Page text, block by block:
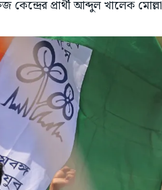
কেন্দ্রের প্রার্থী আব্দুল খালেক মোল্লা